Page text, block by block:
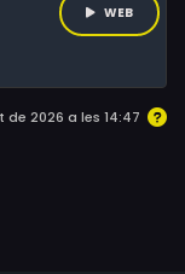
panoràmica
no és capaç
a enamorar-
estranys.
WEB
2026 a les 14:47